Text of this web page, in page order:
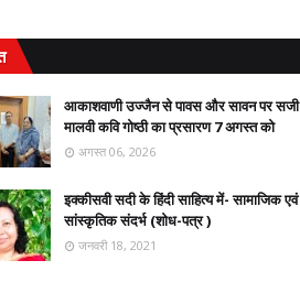
आकाशवाणी उज्जैन से पावस और सावन पर सजी
मालवी कवि गोष्ठी का प्रसारण 7 अगस्त को
अगस्त 06, 2026
इक्कीसवी सदी के हिंदी साहित्य में- सामाजिक एवं
सांस्कृतिक संदर्भ (शोध-पत्र )
जनवरी 18, 2021